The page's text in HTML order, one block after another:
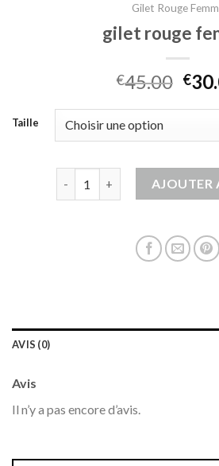
Gilet Rouge
gilet rouge
€45.00 €
Taille
quantité de gilet rougeAJOUTER
AVIS (0)
Avis
Il n’y a pas encore d’avis.